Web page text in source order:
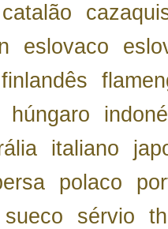
catalão
eslovaco
finlandês
húngaro
italiano
polaco
sueco sérvio th